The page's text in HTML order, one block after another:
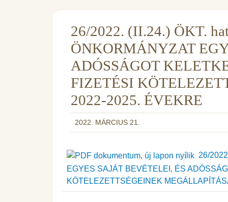
26/2022. (II.24.) ÖKT.
ÖNKORMÁNYZAT
ADÓSSÁGOT
FIZETÉSI
2022-2025. ÉVEKRE
2022. MÁRCIUS 21.
26/
EGYES SAJÁT BEVÉTELEI, ÉS
KÖTELEZETTSÉGEINEK